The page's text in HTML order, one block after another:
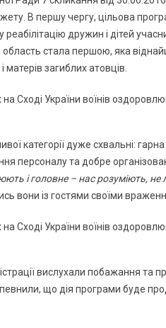
В першу чергу, цільова
дружин і дітей
область стала першою, яка
загиблих атовців.
категорії дуже схвальні:
персоналу та добре
і головне – нас розуміють,
вони із гостями своїми
вислухали побажання та
що дія програми буде